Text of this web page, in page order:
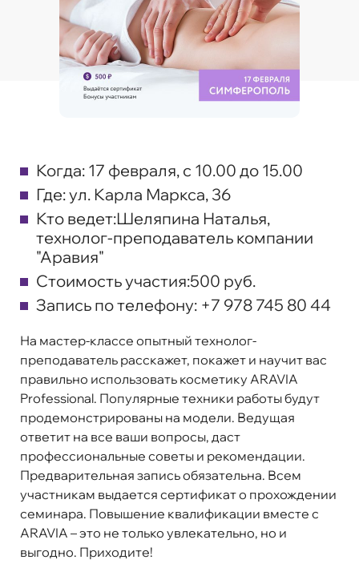
Когда: 17 февраля, с 10.00 до 15.00
Где:ул. Карла Маркса, 36
Кто ведет:Шеляпина Наталья,
технолог-преподаватель компании
"Аравия"
Стоимость участия:500 руб.
Запись по телефону: +7 978 745 80 44
На мастер-классе опытный технолог-
преподаватель расскажет, покажет и научит вас
правильно использовать косметику ARAVIA
Professional. Популярные техники работы будут
продемонстрированы на модели. Ведущая
ответит на все ваши вопросы, даст
профессиональные советы и рекомендации.
Предварительная запись обязательна. Всем
участникам выдается сертификат о прохождении
семинара. Повышение квалификации вместе с
ARAVIA – это не только увлекательно, но и
выгодно. Приходите!